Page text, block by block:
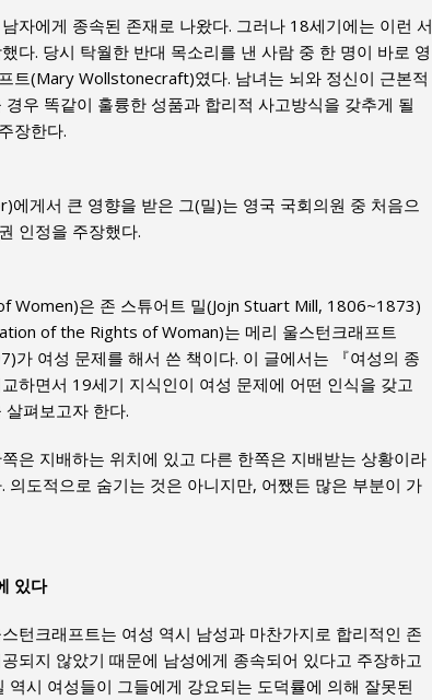
자에게 종속된 존재로 나왔다. 그러나 18세기에는 이런 서
다. 당시 탁월한 반대 목소리를 낸 사람 중 한 명이 바로 영
트(Mary Wollstonecraft)였다. 남녀는 뇌와 정신이 근본적
우 똑같이 훌륭한 성품과 합리적 사고방식을 갖추게 될
장한다.
게서 큰 영향을 받은 그(밀)는 영국 국회의원 중 처음으
인정을 주장했다.
Women)은 존 스튜어트 밀(Jojn Stuart Mill, 1806~1873)
of the Rights of Woman)는 메리 울스턴크래프트
여성 문제를 해서 쓴 책이다. 이 글에서는 『여성의 종
하면서 19세기 지식인이 여성 문제에 어떤 인식을 갖고
펴보고자 한다.
은 지배하는 위치에 있고 다른 한쪽은 지배받는 상황이라
의도적으로 숨기는 것은 아니지만, 어쨌든 많은 부분이 가
있다
턴크래프트는 여성 역시 남성과 마찬가지로 합리적인 존
되지 않았기 때문에 남성에게 종속되어 있다고 주장하고
역시 여성들이 그들에게 강요되는 도덕률에 의해 잘못된